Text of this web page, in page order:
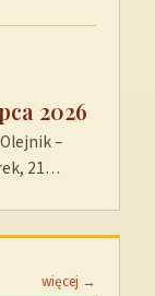
2026
–
21…
więcej →